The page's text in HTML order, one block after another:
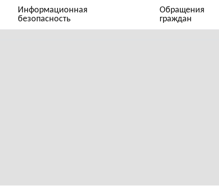
Информационная
безопасность
Обращения
граждан